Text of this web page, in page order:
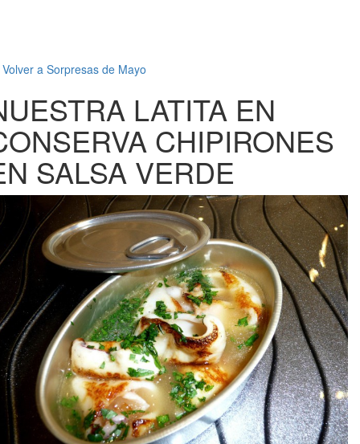
Volver a Sorpresas de Mayo
LATITA EN
CHIPIRONES
SALSA VERDE